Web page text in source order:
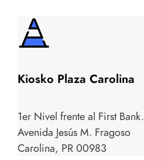
Kiosko Plaza Carolina
1er Nivel frente al First Bank.
Avenida Jesús M. Fragoso
Carolina, PR 00983